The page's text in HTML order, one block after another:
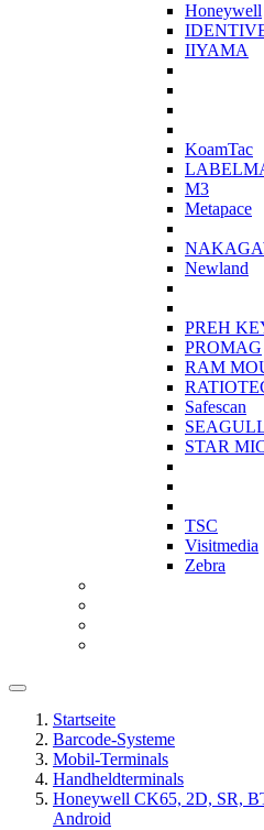
Honeywell
IIYAMA
KoamTac
M3
Metapace
Newland
PREH
PROMAG
RAM
Safescan
STAR
TSC
Visitmedia
Zebra
Startseite
Barcode-Systeme
Mobil-Terminals
Handheldterminals
Honeywell CK65, 2D, SR,
Android